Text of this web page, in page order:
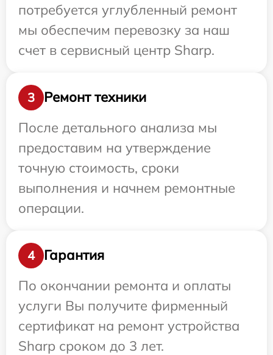
потребуется углубленный ремонт
мы обеспечим перевозку за наш
счет в сервисный центр Sharp.
3
Ремонт техники
После детального анализа мы
предоставим на утверждение
точную стоимость, сроки
выполнения и начнем ремонтные
операции.
4
Гарантия
По окончании ремонта и оплаты
услуги Вы получите фирменный
сертификат на ремонт устройства
Sharp сроком до 3 лет.